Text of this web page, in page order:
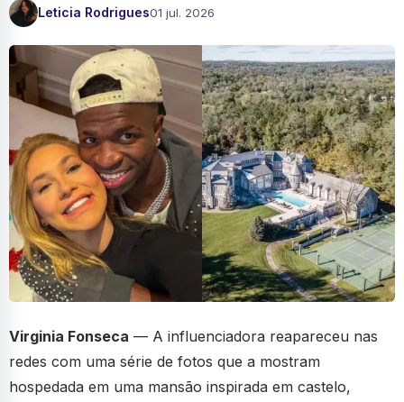
Leticia Rodrigues01 jul. 2026
Virginia Fonseca — A influenciadora reapareceu nas
redes com uma série de fotos que a mostram
hospedada em uma mansão inspirada em castelo,